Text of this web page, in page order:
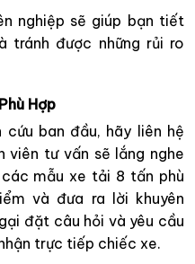
nghiệp sẽ giúp bạn tiết
tránh được những rủi ro
Hợp
cứu ban đầu, hãy liên hệ
viên tư vấn sẽ lắng nghe
mẫu xe tải 8 tấn phù
và đưa ra lời khuyên
đặt câu hỏi và yêu cầu
trực tiếp chiếc xe.